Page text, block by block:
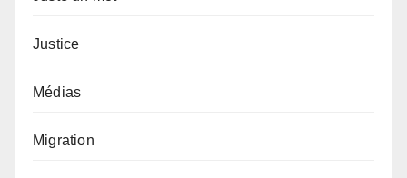
Justice
Médias
Migration